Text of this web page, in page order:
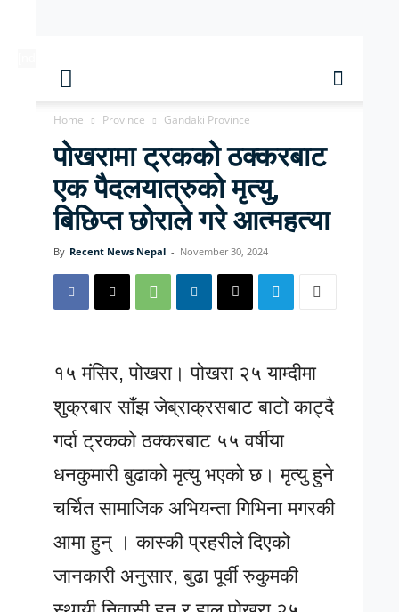
Home Province Gandaki Province
पोखरामा ट्रकको ठक्करबाट
एक पैदलयात्रुको मृत्यु,
बिछिप्त छोराले गरे आत्महत्या
By Recent News Nepal - November 30, 2024
१५ मंसिर, पोखरा। पोखरा २५ याम्दीमा
शुक्रबार साँझ जेब्राक्रसबाट बाटो काट्दै
गर्दा ट्रकको ठक्करबाट ५५ वर्षीया
धनकुमारी बुढाको मृत्यु भएको छ। मृत्यु हुने
चर्चित सामाजिक अभियन्ता गिभिना मगरकी
आमा हुन् । कास्की प्रहरीले दिएको
जानकारी अनुसार, बुढा पूर्वी रुकुमकी